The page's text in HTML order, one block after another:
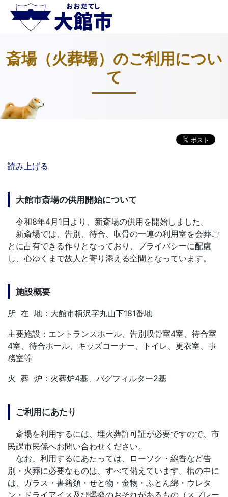
斎場（火葬場）のご利用につい
て
読み上げる
大館市斎場の供用開始について
令和8年4月1日より、新斎場の供用を開始しました。
新斎場では、告別、待合、収骨の一連の利用室を会葬ご
とに占有できる作りとなっており、プライバシーに配慮
し、心ゆくまで故人と寄り添える空間となっています。
施設概要
所 在 地：大館市柄沢字丸山下181番地
主要施設：エントランスホール、告別収骨室4室、待合室
4室、待合ホール、キッズコーナー、トイレ、更衣室、事
務室等
火 葬 炉：火葬炉4基、バグフィルター2基
ご利用にあたり
斎場を利用するには、埋火葬許可証が必要ですので、市
民課市民係へお問い合わせください。
なお、利用するにあたっては、ローソク・線香など告
別・火葬に必要なものは、すべて備えています。棺の中に
は、ガラス・書籍類・せと物・金物・ふとん綿・ウレタ
ン・ドライアイス及び爆発のおそれがあるもの（スプレー